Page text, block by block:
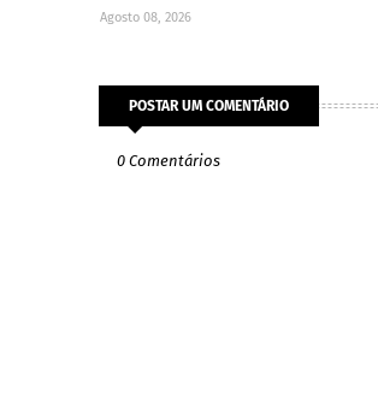
Agosto 08, 2026
POSTAR UM COMENTÁRIO
0 Comentários